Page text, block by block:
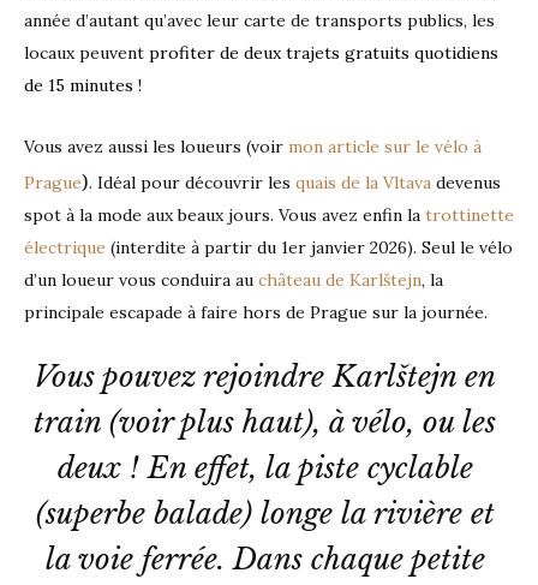
année d’autant qu’avec leur carte de transports publics, les
locaux peuvent profiter de deux trajets gratuits quotidiens
de 15 minutes !
Vous avez aussi les loueurs (voir mon article sur le vélo à
Prague). Idéal pour découvrir les quais de la Vltava devenus
spot à la mode aux beaux jours. Vous avez enfin la trottinette
électrique (interdite à partir du 1er janvier 2026). Seul le vélo
d’un loueur vous conduira au château de Karlštejn, la
principale escapade à faire hors de Prague sur la journée.
Vous pouvez rejoindre Karlštejn en
train (voir plus haut), à vélo, ou les
deux ! En effet, la piste cyclable
(superbe balade) longe la rivière et
la voie ferrée. Dans chaque petite